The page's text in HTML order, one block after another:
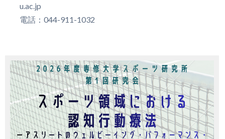
u.ac.jp
電話：044-911-1032